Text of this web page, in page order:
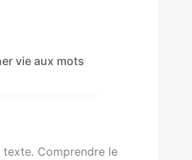
vie aux mots
texte. Comprendre le